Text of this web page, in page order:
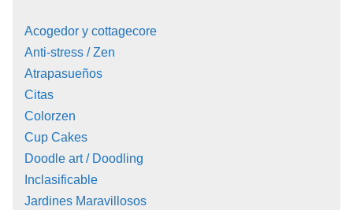
Acogedor y cottagecore
Anti-stress / Zen
Atrapasueños
Citas
Colorzen
Cup Cakes
Doodle art / Doodling
Inclasificable
Jardines Maravillosos